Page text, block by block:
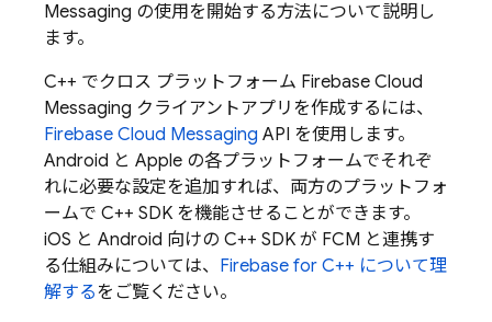
Messaging の使用を開始する方法について説明し
ます。
C++ でクロス プラットフォーム Firebase Cloud
Messaging クライアントアプリを作成するには、
Firebase Cloud Messaging API を使用します。
Android と Apple の各プラットフォームでそれぞ
れに必要な設定を追加すれば、両方のプラットフォ
ームで C++ SDK を機能させることができます。
iOS と Android 向けの C++ SDK が FCM と連携す
る仕組みについては、 Firebase for C++ について理
解するをご覧ください。